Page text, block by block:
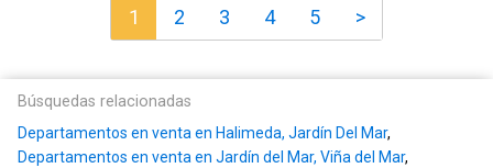
1 2 3 4 5 >
Búsquedas relacionadas
Departamentos en venta en Halimeda, Jardín Del Mar,
Departamentos en venta en Jardín del Mar, Viña del Mar,